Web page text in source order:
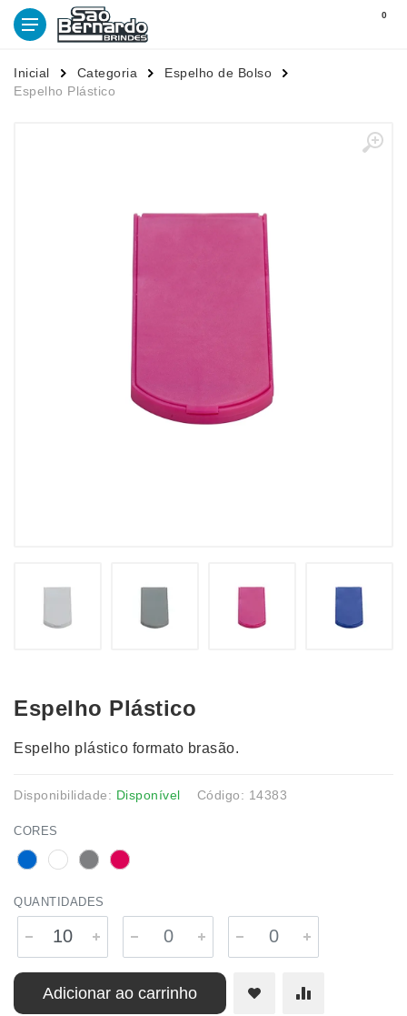
0
Inicial Categoria
Espelho de Bolso
Espelho Plástico
Espelho Plástico
Espelho plástico formato brasão.
Disponibilidade: Disponível Código: 14383
CORES
QUANTIDADES
Adicionar ao carrinho